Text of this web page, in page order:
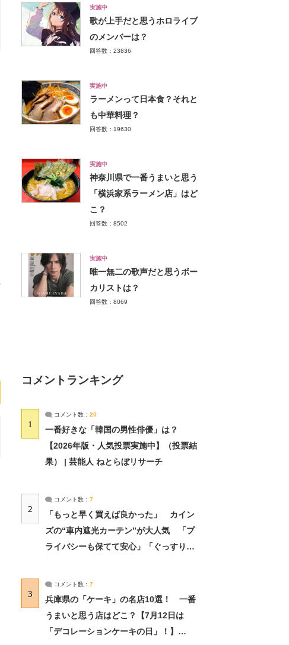
実施中
歌が上手だと思うホロライブ
のメンバーは？
回答数：23836
実施中
ラーメンって日本食？それと
も中華料理？
回答数：19630
実施中
神奈川県で一番うまいと思う
「横浜家系ラーメン店」はど
こ？
回答数：8502
実施中
唯一無二の歌声だと思うボー
カリストは？
回答数：8069
コメントランキング
1
コメント数： 20
一番好きな「韓国の男性俳優」は？
【2026年版・人気投票実施中】（投票結
果） | 芸能人 ねとらぼリサーチ
2
コメント数： 7
「もっと早く買えば良かった」 カイン
ズの“車内遮光カーテン”が大人気 「プ
ライバシーも保てて安心」「ぐっすり眠
3
コメント数： 7
兵庫県の「ケーキ」の名店10選！ 一番
うまいと思う店はどこ？【7月12日は
「デコレーションケーキの日」！】